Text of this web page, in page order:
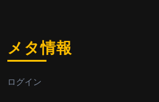
メタ情報
ログイン